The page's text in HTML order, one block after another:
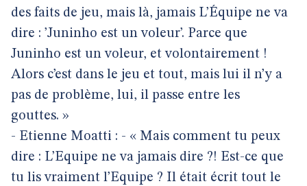
des faits de jeu, mais là, jamais L’Équipe ne va
dire : ’Juninho est un voleur’. Parce que
Juninho est un voleur, et volontairement !
Alors c’est dans le jeu et tout, mais lui il n’y a
pas de problème, lui, il passe entre les
gouttes. »
- Etienne Moatti : - « Mais comment tu peux
dire : L’Equipe ne va jamais dire ?! Est-ce que
tu lis vraiment l’Equipe ? Il était écrit tout le